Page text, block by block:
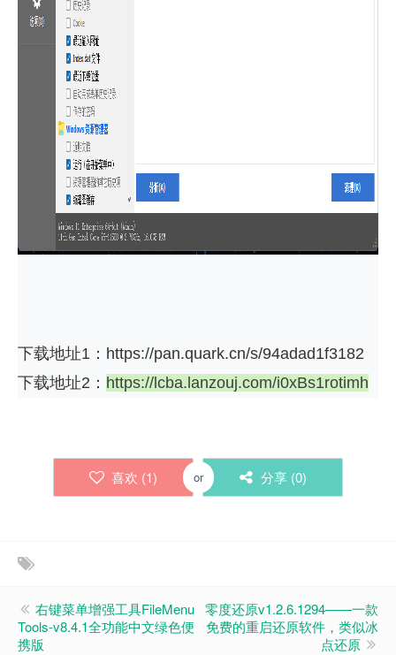
下载地址1：https://pan.quark.cn/s/94adad1f3182
下载地址2： https://lcba.lanzouj.com/i0xBs1rotimh
喜欢 (1) or 分享 (0)
右键菜单增强工具FileMenu
Tools-v8.4.1全功能中文绿色便
携版
零度还原v1.2.6.1294——一款
免费的重启还原软件，类似冰
点还原